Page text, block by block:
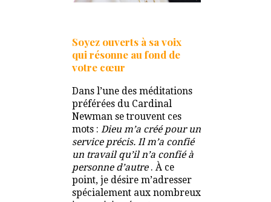
Soyez ouverts à sa voix
qui résonne au fond de
votre cœur
Dans l’une des méditations
préférées du Cardinal
Newman se trouvent ces
mots : Dieu m’a créé pour un
service précis. Il m’a confié
un travail qu’il n’a confié à
personne d’autre. À ce
point, je désire m’adresser
spécialement aux nombreux